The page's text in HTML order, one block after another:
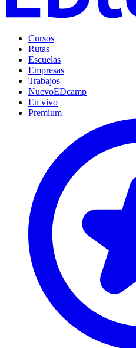
Cursos
Rutas
Escuelas
Empresas
Trabajos
NuevoEDcamp
En vivo
Premium